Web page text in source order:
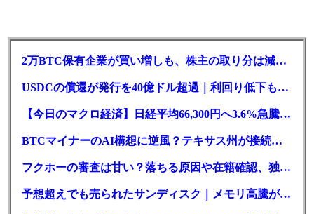
2万BTC保有企業が買い増しも、株主の取り分は減少｜目標と逆行
USDCの償還が発行を40億ドル超過｜利回り低下も収益は増加
【今日のマクロ経済】日経平均66,300円へ3.6%急騰もAI投資回収懸念が再燃
BTCマイナーのAI構想に逆風？テキサス州が接続審査を厳格化
フクホーの審査は甘い？落ちる原因や在籍確認、独自の方式を徹底解説
予想超えでも売られたサンディスク｜メモリ高騰がDePINにも波及か